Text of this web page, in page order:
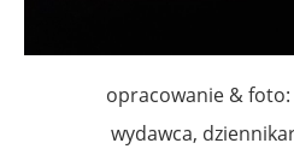
opracowanie &
wydawca,